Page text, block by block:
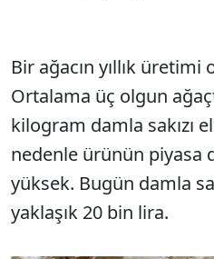
Bir ağacın yıllık üretimi
Ortalama üç olgun
kilogram damla sakızı
nedenle ürünün piyasa
yüksek. Bugün damla
yaklaşık 20 bin lira.